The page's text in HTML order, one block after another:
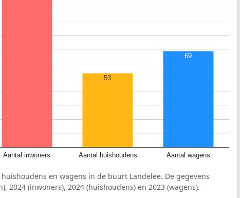
Aantal inwoners Aantal huishoudens Aantal wagens
53
69
en wagens in de buurt Landelee. De gegevens
2024 (inwoners), 2024 (huishoudens) en 2023 (wagens).